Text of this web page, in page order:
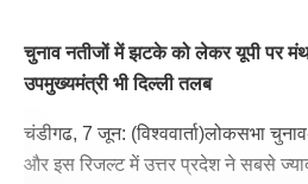
चुनाव नतीजों में झटके को लेकर यूपी पर
उपमुख्यमंत्री भी दिल्ली तलब
चंडीगढ, 7 जून: (विश्ववार्ता)लोकसभा
और इस रिजल्ट में उत्तर प्रदेश ने सबसे